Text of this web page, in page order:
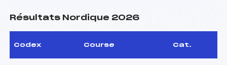
Résultats Nordique 2026
Codex Course Cat.